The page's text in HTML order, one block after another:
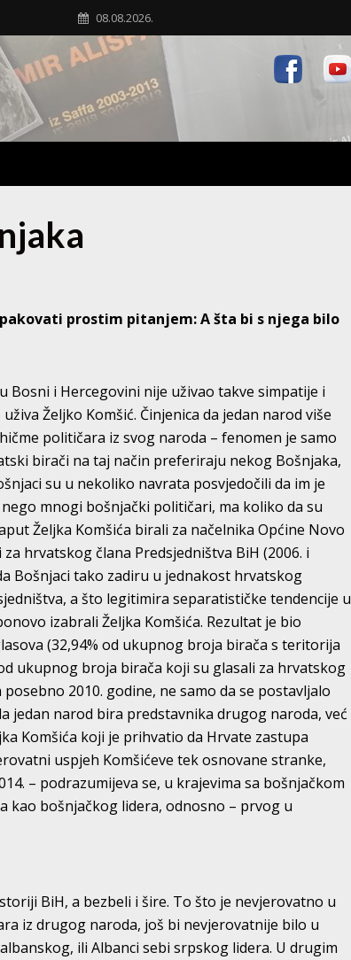
08.08.2026.
prostim pitanjem: A šta bi s njega bilo
Bosni i Hercegovini nije uživao takve simpatije i
Željko Komšić. Činjenica da jedan narod više
političara iz svog naroda – fenomen je samo
birači na taj način preferiraju nekog Bošnjaka,
su u nekoliko navrata posvjedočili da im je
mnogi bošnjački političari, ma koliko da su
Željka Komšića birali za načelnika Općine Novo
hrvatskog člana Predsjedništva BiH (2006. i
Bošnjaci tako zadiru u jednakost hrvatskog
a što legitimira separatističke tendencije u
izabrali Željka Komšića. Rezultat je bio
(32,94% od ukupnog broja birača s teritorija
ukupnog broja birača koji su glasali za hrvatskog
2010. godine, ne samo da se postavljalo
jedan narod bira predstavnika drugog naroda, već
Komšića koji je prihvatio da Hrvate zastupa
uspjeh Komšićeve tek osnovane stranke,
– podrazumijeva se, u krajevima sa bošnjačkom
kao bošnjačkog lidera, odnosno – prvog u
BiH, a bezbeli i šire. To što je nevjerovatno u
iz drugog naroda, još bi nevjerovatnije bilo u
ili Albanci sebi srpskog lidera. U drugim